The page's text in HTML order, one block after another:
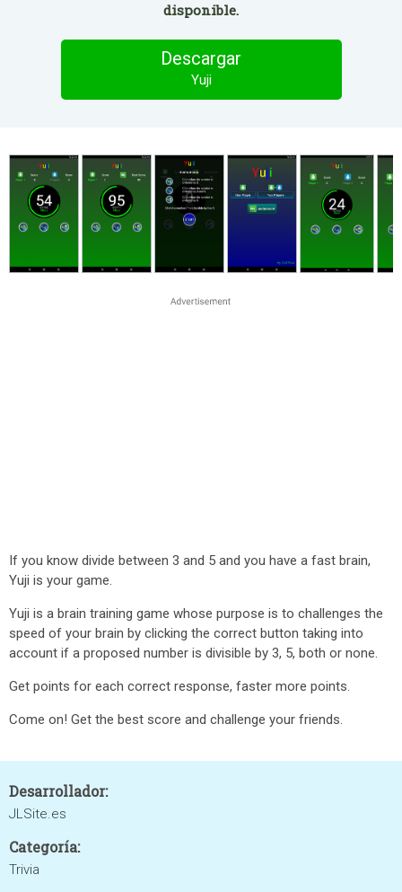
disponible.
Descargar
Yuji
If you know divide between 3 and 5 and you have a fast brain,
Yuji is your game.
Yuji is a brain training game whose purpose is to challenges the
speed of your brain by clicking the correct button taking into
account if a proposed number is divisible by 3, 5, both or none.
Get points for each correct response, faster more points.
Come on! Get the best score and challenge your friends.
Desarrollador:
JLSite.es
Categoría:
Trivia